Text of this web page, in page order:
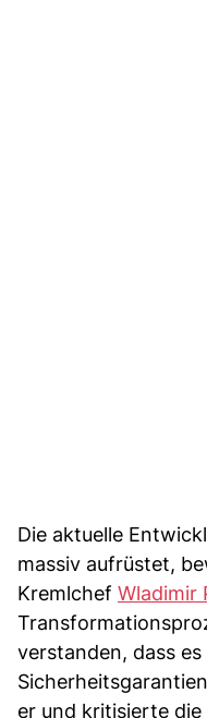
Die aktuelle
massiv aufrüstet,
Kremlchef Wladimir
verstanden, dass
er und kritisierte